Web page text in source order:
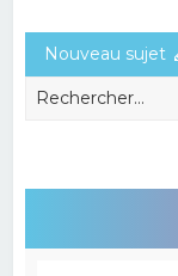
Nouveau sujet